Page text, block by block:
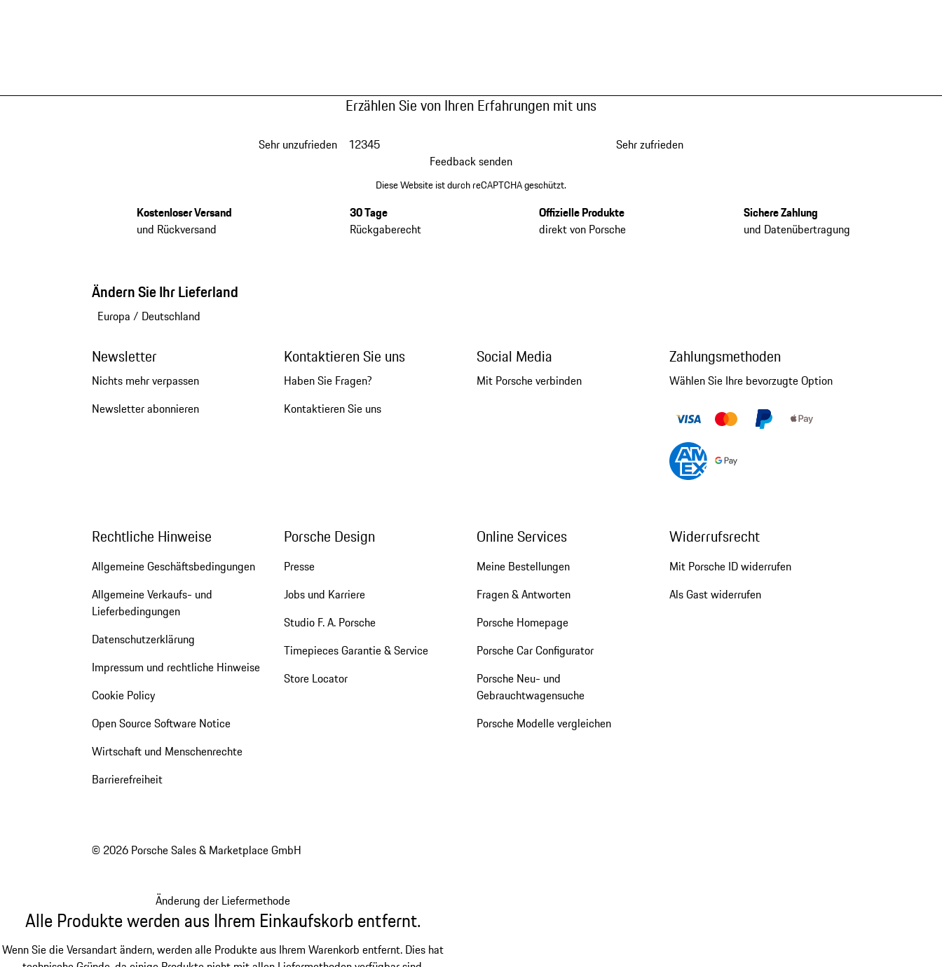
Erzählen Sie von Ihren Erfahrungen mit uns
Sehr unzufrieden 12345
Sehr zufrieden
Feedback senden
Diese Website ist durch reCAPTCHA geschützt.
Kostenloser Versand
und Rückversand
30 Tage
Rückgaberecht
Offizielle Produkte
direkt von Porsche
Sichere Zahlung
und Datenübertragung
Ändern Sie Ihr Lieferland
Europa / Deutschland
Newsletter
Nichts mehr verpassen
Newsletter abonnieren
Kontaktieren Sie uns
Haben Sie Fragen?
Kontaktieren Sie uns
Social Media
Mit Porsche verbinden
Zahlungsmethoden
Wählen Sie Ihre bevorzugte Option
Rechtliche Hinweise
Allgemeine Geschäftsbedingungen
Allgemeine Verkaufs- und
Lieferbedingungen
Datenschutzerklärung
Impressum und rechtliche Hinweise
Cookie Policy
Open Source Software Notice
Wirtschaft und Menschenrechte
Barrierefreiheit
Porsche Design
Presse
Jobs und Karriere
Studio F. A. Porsche
Timepieces Garantie & Service
Store Locator
Online Services
Meine Bestellungen
Fragen & Antworten
Porsche Homepage
Porsche Car Configurator
Porsche Neu- und
Gebrauchtwagensuche
Porsche Modelle vergleichen
Widerrufsrecht
Mit Porsche ID widerrufen
Als Gast widerrufen
© 2026 Porsche Sales & Marketplace GmbH
Änderung der Liefermethode
Alle Produkte werden aus Ihrem Einkaufskorb entfernt.
Wenn Sie die Versandart ändern, werden alle Produkte aus Ihrem Warenkorb entfernt. Dies hat